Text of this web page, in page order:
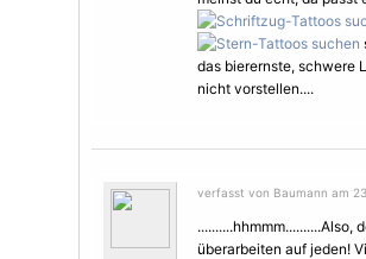
das bierernste, schwere
nicht vorstellen....
verfasst von Baumann am
..........hhmmm..........Also,
überarbeiten auf jeden!